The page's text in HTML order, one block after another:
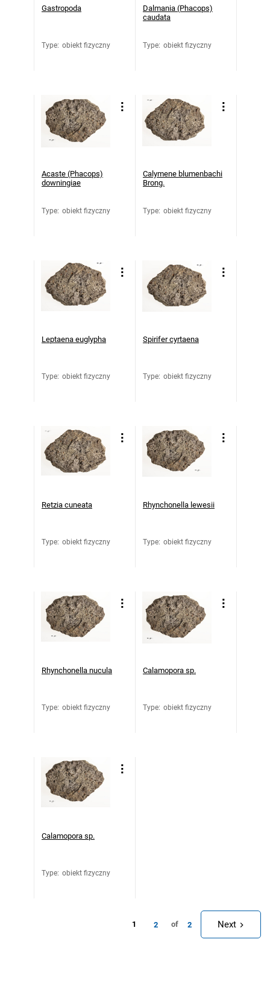
Gastropoda
Type: obiekt fizyczny
Dalmania (Phacops)
caudata
Type: obiekt fizyczny
Acaste (Phacops)
downingiae
Type: obiekt fizyczny
Calymene blumenbachi
Brong.
Type: obiekt fizyczny
Leptaena euglypha
Type: obiekt fizyczny
Spirifer cyrtaena
Type: obiekt fizyczny
Retzia cuneata
Type: obiekt fizyczny
Rhynchonella lewesii
Type: obiekt fizyczny
Rhynchonella nucula
Type: obiekt fizyczny
Calamopora sp.
Type: obiekt fizyczny
Calamopora sp.
Type: obiekt fizyczny
1 2 of 2 Next